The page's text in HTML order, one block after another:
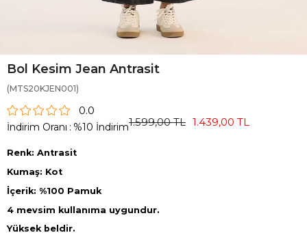
Bol Kesim Jean Antrasit
(MTS20KJEN001)
0.0
İndirim Oranı : %10 İndirim1.599,00 TL 1.439,00 TL
Renk: Antrasit
Kumaş: Kot
İçerik: %100 Pamuk
4 mevsim kullanıma uygundur.
Yüksek beldir.